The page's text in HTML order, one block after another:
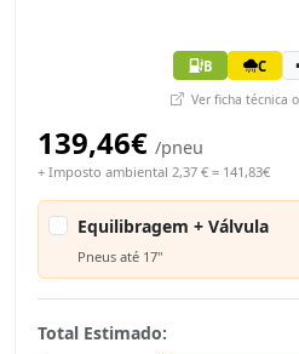
B C
Ver ficha técnica
139,46€ /pneu
+ Imposto ambiental 2,37 € = 141,83€
Equilibragem + Válvula
Pneus até 17"
Total Estimado: